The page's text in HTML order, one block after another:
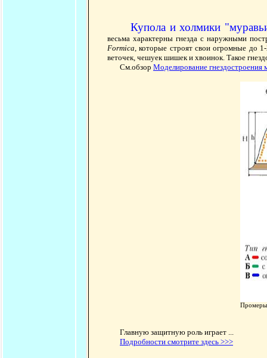
Купола и холмики
весьма характерны гнезда с наружными
Formica, которые строят свои огромные до
веточек, чешуек шишек и хвоинок. Такое
См.обзорМоделирование гнездостроения
Промеры
Главную защитную роль играет ...
Подробности смотрите здесь >>>